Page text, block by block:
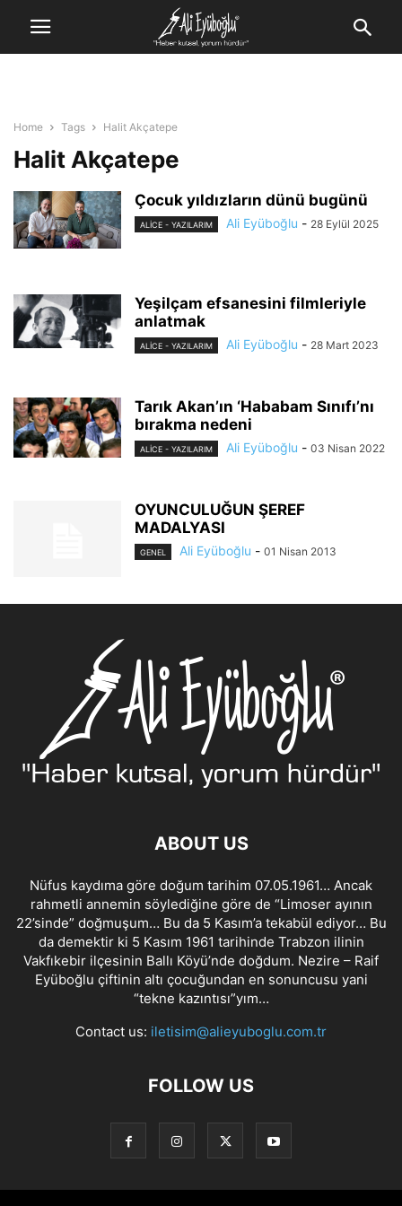
Home Tags Halit Akçatepe
Halit Akçatepe
Çocuk yıldızların dünü bugünü
ALİCE - YAZILARIM Ali Eyüboğlu - 28 Eylül 2025
Yeşilçam efsanesini filmleriyle
anlatmak
ALİCE - YAZILARIM Ali Eyüboğlu - 28 Mart 2023
Tarık Akan’ın ‘Hababam Sınıfı’nı
bırakma nedeni
ALİCE - YAZILARIM Ali Eyüboğlu - 03 Nisan 2022
OYUNCULUĞUN ŞEREF
MADALYASI
GENEL Ali Eyüboğlu - 01 Nisan 2013
ABOUT US
Nüfus kaydıma göre doğum tarihim 07.05.1961… Ancak
rahmetli annemin söylediğine göre de “Limoser ayının
22’sinde” doğmuşum… Bu da 5 Kasım’a tekabül ediyor… Bu
da demektir ki 5 Kasım 1961 tarihinde Trabzon ilinin
Vakfıkebir ilçesinin Ballı Köyü’nde doğdum. Nezire – Raif
Eyüboğlu çiftinin altı çocuğundan en sonuncusu yani
“tekne kazıntısı”yım…
Contact us: iletisim@alieyuboglu.com.tr
FOLLOW US